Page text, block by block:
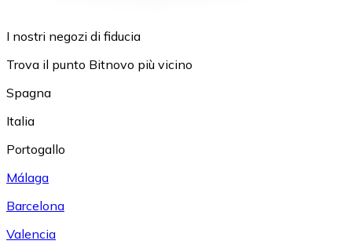
I nostri negozi di fiducia
Trova il punto Bitnovo più vicino
Spagna
Italia
Portogallo
Málaga
Barcelona
Valencia